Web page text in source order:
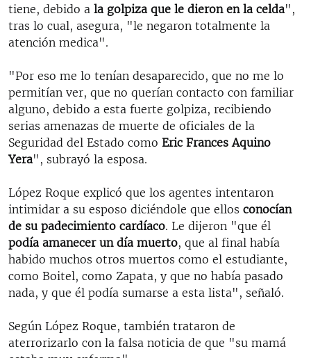
tiene, debido a la golpiza que le dieron en la celda",
tras lo cual, asegura, "le negaron totalmente la
atención medica".
"Por eso me lo tenían desaparecido, que no me lo
permitían ver, que no querían contacto con familiar
alguno, debido a esta fuerte golpiza, recibiendo
serias amenazas de muerte de oficiales de la
Seguridad del Estado como Eric Frances Aquino
Yera", subrayó la esposa.
López Roque explicó que los agentes intentaron
intimidar a su esposo diciéndole que ellos conocían
de su padecimiento cardíaco. Le dijeron "que él
podía amanecer un día muerto, que al final había
habido muchos otros muertos como el estudiante,
como Boitel, como Zapata, y que no había pasado
nada, y que él podía sumarse a esta lista", señaló.
Según López Roque, también trataron de
aterrorizarlo con la falsa noticia de que "su mamá